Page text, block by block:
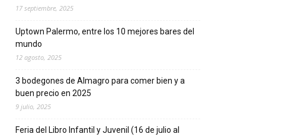
17 septiembre, 2025
Uptown Palermo, entre los 10 mejores bares del
mundo
12 agosto, 2025
3 bodegones de Almagro para comer bien y a
buen precio en 2025
9 julio, 2025
Feria del Libro Infantil y Juvenil (16 de julio al